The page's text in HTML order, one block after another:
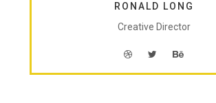
RONALD LONG
Creative Director